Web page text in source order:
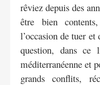
rêviez depuis des
être bien
l’occasion de tuer
question, dans ce
méditerranéenne et
grands conflits,